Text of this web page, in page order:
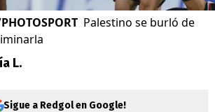
Palestino se burló de
L.
Sigue a Redgol en Google!